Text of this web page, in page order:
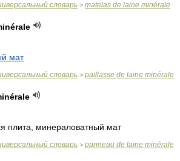
словарь > matelas de laine minérale
мат
словарь > paillasse de laine minérale
плита, минераловатный мат
словарь > panneau de laine minérale